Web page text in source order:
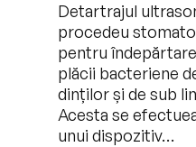
Detartrajul
procedeu
pentru
plăcii bacteriene
dinților și de sub
Acesta se
unui dispozitiv…